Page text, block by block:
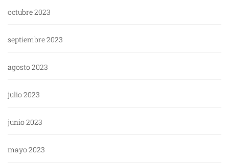
octubre 2023
septiembre 2023
agosto 2023
julio 2023
junio 2023
mayo 2023